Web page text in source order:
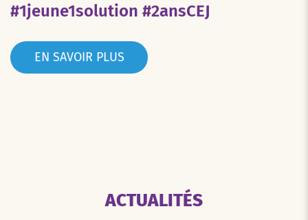
#1jeune1solution #2ansCEJ
EN SAVOIR PLUS
ACTUALITÉS